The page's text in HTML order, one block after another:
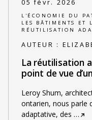
05 févr. 2026
L'ÉCONOMIE DU
LES BÂTIMENTS ET
RÉUTILISATION
AUTEUR :
La réutilisation
point de vue
Leroy Shum,
ontarien, nous parle
adaptative, des …